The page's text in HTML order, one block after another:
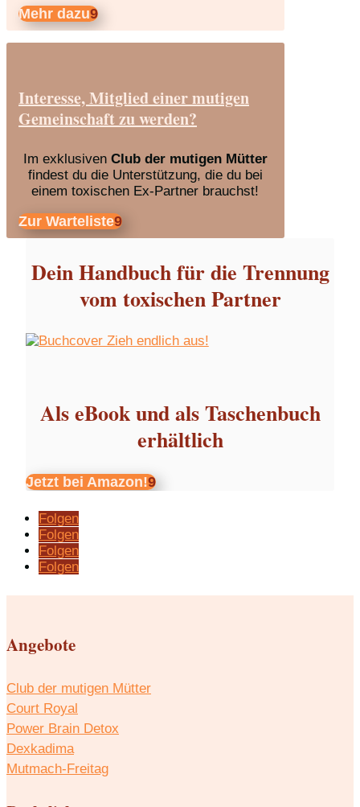
Mehr dazu
Interesse, Mitglied einer mutigen
Gemeinschaft zu werden?
Im exklusiven Club der mutigen Mütter
findest du die Unterstützung, die du bei
einem toxischen Ex-Partner brauchst!
Zur Warteliste
Dein Handbuch für die Trennung
vom toxischen Partner
Als eBook und als Taschenbuch
erhältlich
Jetzt bei Amazon!
Folgen
Folgen
Folgen
Folgen
Angebote
Club der mutigen Mütter
Court Royal
Power Brain Detox
Dexkadima
Mutmach-Freitag